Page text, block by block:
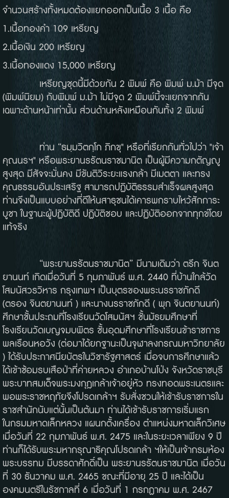
จำนวนสร้างทั้งหมดต้องแยกออกเป็นเนื้อ 3 เนื้อ คือ
1.เนื้อทองคำ 109 เหรียญ
2.เนื้อเงิน 200 เหรียญ
3.เนื้อทองแดง 15,000 เหรียญ
เหรียญชุดนี้มีด้วยกัน 2 พิมพ์ คือ พิมพ์ ม.ม้า มีจุด
(พิมพ์นิยม) กับพิมพ์ ม.ม้า ไม่มีจุด 2 พิมพ์นี้จะแยกจากกัน
เฉพาะด้านหน้าเท่านั้น ส่วนด้านหลังเหมือนกันทั้ง 2 พิมพ์
ท่าน “ธมฺมวิตกฺโก ภิกขุ" หรือที่เรียกกันทั่วไปว่า "เจ้า
คุณนรฯ" หรือพระยานรรัตนราชมานิต เป็นผู้มีความกตัญญู
สูงสุด มีสัจจะมั่นคง มีขันติวิระยะแรงกล้า มีเมตตา และทรง
คุณธรรมอันประเสริฐ สามารถปฏิบัติธรรมสำเร็จผลสูงสุด
ท่านจึงเป็นแบบอย่างที่ดีให้นสาธุชนได้เคารพกราบไหว้สักการะ
บูชา ในฐานะผู้ปฏิบัติดี ปฏิบัติชอบ และปฏิบัติออกจากทุกข์โดย
แท้จริง
“พระยานรรัตนราชมานิต” มีนามเดิมว่า ตรึก จินต
ยานนท์ เกิดเมื่อวันที่ 5 กุมภาพันธ์ พ.ศ. 2440 ที่บ้านใกล้วัด
โสมนัสวรวิหาร กรุงเทพฯ เป็นบุตรของพระนรราชภักดี
(ตรอง จินตยานนท์ ) และนางนรราชภักดี ( พุก จินตยานนท์)
ศึกษาชั้นประถมที่โรงเรียนวัดโสมนัสฯ ชั้นมัธยมศึกษาที่
โรงเรียนวัดเบญจมบพิตร ชั้นอุดมศึกษาที่โรงเรียนข้าราชการ
พลเรือนหอวัง (ต่อมาได้ยกฐานะเป็นจุฬาลงกรณมหาวิทยาลัย
) ได้รับประกาศนียบัตรในวิชารัฐศาสตร์ เมื่อจบการศึกษาแล้ว
ได้เข้าซ้อมรบเสือป่าที่ค่ายหลวง อำเภอบ้านโป่ง จังหวัดราชบุรี
พระบาทสมเด็จพระมงกุฎเกล้าเจ้าอยู่หัว ทรงทอดพระเนตรและ
พอพระราชหฤทัยจึงโปรดเกล้าฯ รับสั่งชวนให้เข้ารับราชการใน
ราชสำนักนับแต่นั้นเป็นต้นมา ท่านได้เข้ารับราชการเริ่มแรก
ในกรมมหาดเล็กหลวง แผนกตั้งเครื่อง ตำแหน่งมหาดเล็กวิเศษ
เมื่อวันที่ 22 กุมภาพันธ์ พ.ศ. 2475 และในระยะเวลาเพียง 9 ปี
ท่านก็ได้รับพระมหากรุณาธิคุณโปรดเกล้า ฯให้เป็นเจ้ากรมห้อง
พระบรรทม มีบรรดาศักดิ์เป็น พระยานรรัตนราชมานิต เมื่อวัน
ที่ 30 ธันวาคม พ.ศ. 2465 ขณะที่มีอายุ 25 ปี และได้เป็น
องคมนตรีในรัชกาลที่ 6 เมื่อวันที่ 1 กรกฏาคม พ.ศ. 2467